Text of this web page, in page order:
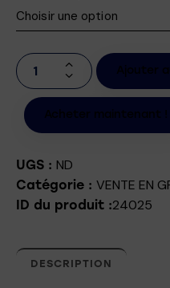
Ajouter
Acheter maintenant !
UGS : ND
Catégorie : VENTE EN
ID du produit :24025
DESCRIPTION